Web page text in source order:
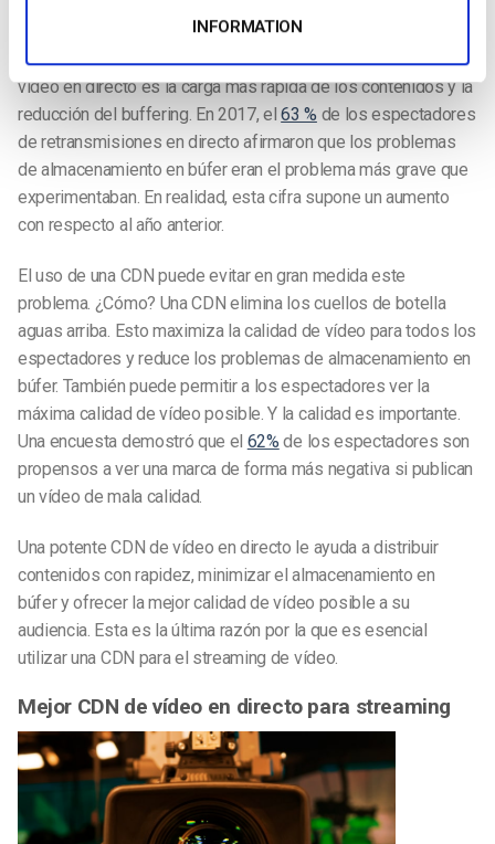
INFORMATION
reducción del buffering
La mayor y más importante ventaja de utilizar una CDN de
vídeo en directo es la carga más rápida de los contenidos y la
reducción del buffering. En 2017, el63 % de los espectadores
de retransmisiones en directo afirmaron que los problemas
de almacenamiento en búfer eran el problema más grave que
experimentaban. En realidad, esta cifra supone un aumento
con respecto al año anterior.
El uso de una CDN puede evitar en gran medida este
problema. ¿Cómo? Una CDN elimina los cuellos de botella
aguas arriba. Esto maximiza la calidad de vídeo para todos los
espectadores y reduce los problemas de almacenamiento en
búfer. También puede permitir a los espectadores ver la
máxima calidad de vídeo posible. Y la calidad es importante.
Una encuesta demostró que el 62% de los espectadores son
propensos a ver una marca de forma más negativa si publican
un vídeo de mala calidad.
Una potente CDN de vídeo en directo le ayuda a distribuir
contenidos con rapidez, minimizar el almacenamiento en
búfer y ofrecer la mejor calidad de vídeo posible a su
audiencia. Esta es la última razón por la que es esencial
utilizar una CDN para el streaming de vídeo.
Mejor CDN de vídeo en directo para streaming